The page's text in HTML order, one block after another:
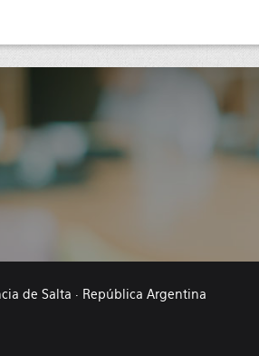
de Salta · República Argentina